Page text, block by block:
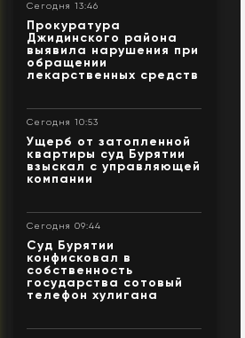
Сегодня 13:46
Прокуратура
Джидинского района
выявила нарушения при
обращении
лекарственных средств
Сегодня 10:53
Ущерб от затопленной
квартиры суд Бурятии
взыскал с управляющей
компании
Сегодня 09:44
Суд Бурятии
конфисковал в
собственность
государства сотовый
телефон хулигана